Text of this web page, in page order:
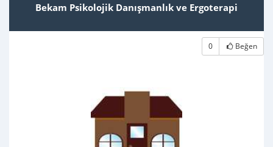
Bekam Psikolojik Danışmanlık ve Ergoterapi
0 Beğen